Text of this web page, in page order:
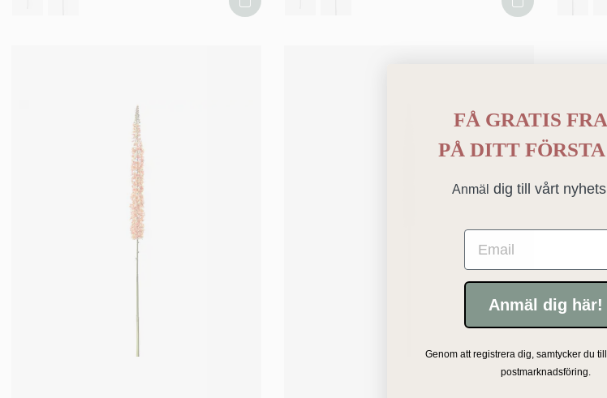
FÅ GRATIS
PÅ DITT
Anmäl dig till vårt
Email
Anmäl dig här!
Genom att registrera dig, samtycker du
postmarknadsföring.